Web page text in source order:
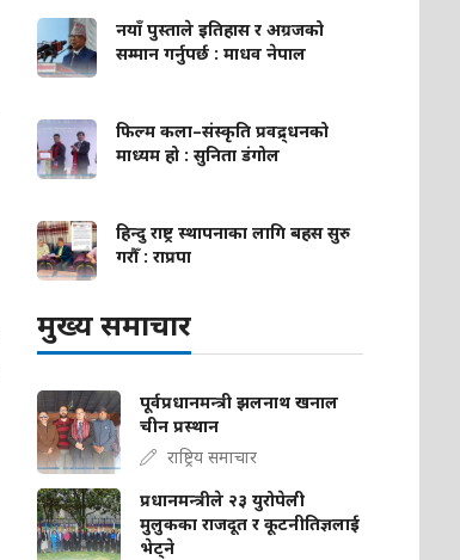
नयाँ पुस्ताले इतिहास र अग्रजको
सम्मान गर्नुपर्छ : माधव नेपाल
फिल्म कला–संस्कृति प्रवद्र्धनको
माध्यम हो : सुनिता डंगोल
हिन्दु राष्ट्र स्थापनाका लागि बहस सुरु
गरौँ : राप्रपा
मुख्य समाचार
पूर्वप्रधानमन्त्री झलनाथ खनाल
चीन प्रस्थान
राष्ट्रिय समाचार
प्रधानमन्त्रीले २३ युरोपेली
मुलुकका राजदूत र कूटनीतिज्ञलाई
भेट्ने